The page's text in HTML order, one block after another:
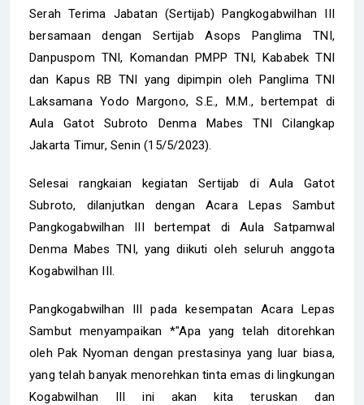
Serah Terima Jabatan (Sertijab) Pangkogabwilhan III
bersamaan dengan Sertijab Asops Panglima TNI,
Danpuspom TNI, Komandan PMPP TNI, Kababek TNI
dan Kapus RB TNI yang dipimpin oleh Panglima TNI
Laksamana Yodo Margono, S.E., M.M., bertempat di
Aula Gatot Subroto Denma Mabes TNI Cilangkap
Jakarta Timur, Senin (15/5/2023).
Selesai rangkaian kegiatan Sertijab di Aula Gatot
Subroto, dilanjutkan dengan Acara Lepas Sambut
Pangkogabwilhan III bertempat di Aula Satpamwal
Denma Mabes TNI, yang diikuti oleh seluruh anggota
Kogabwilhan III.
Pangkogabwilhan III pada kesempatan Acara Lepas
Sambut menyampaikan *"Apa yang telah ditorehkan
oleh Pak Nyoman dengan prestasinya yang luar biasa,
yang telah banyak menorehkan tinta emas di lingkungan
Kogabwilhan III ini akan kita teruskan dan